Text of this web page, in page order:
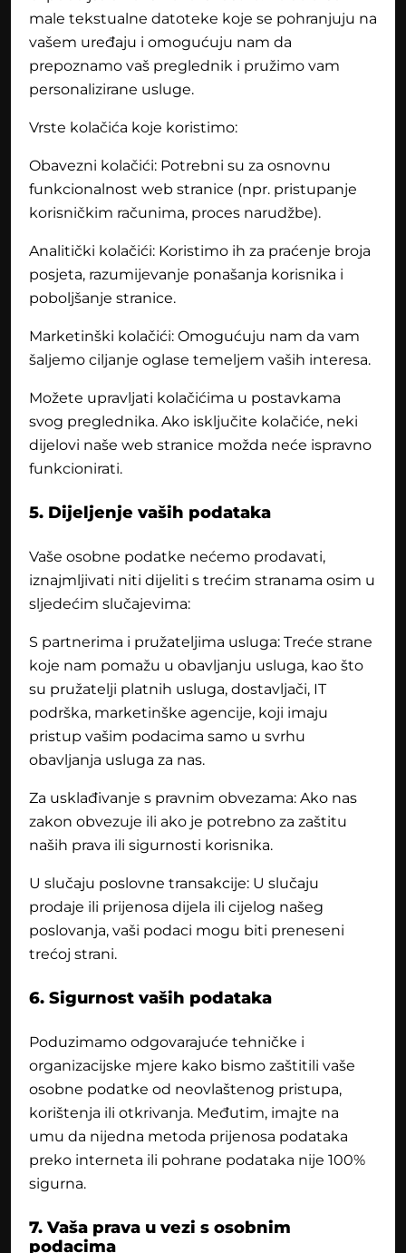
male tekstualne datoteke koje se pohranjuju na
vašem uređaju i omogućuju nam da
prepoznamo vaš preglednik i pružimo vam
personalizirane usluge.
Vrste kolačića koje koristimo:
Obavezni kolačići: Potrebni su za osnovnu
funkcionalnost web stranice (npr. pristupanje
korisničkim računima, proces narudžbe).
Analitički kolačići: Koristimo ih za praćenje broja
posjeta, razumijevanje ponašanja korisnika i
poboljšanje stranice.
Marketinški kolačići: Omogućuju nam da vam
šaljemo ciljanje oglase temeljem vaših interesa.
Možete upravljati kolačićima u postavkama
svog preglednika. Ako isključite kolačiće, neki
dijelovi naše web stranice možda neće ispravno
funkcionirati.
5. Dijeljenje vaših podataka
Vaše osobne podatke nećemo prodavati,
iznajmljivati niti dijeliti s trećim stranama osim u
sljedećim slučajevima:
S partnerima i pružateljima usluga: Treće strane
koje nam pomažu u obavljanju usluga, kao što
su pružatelji platnih usluga, dostavljači, IT
podrška, marketinške agencije, koji imaju
pristup vašim podacima samo u svrhu
obavljanja usluga za nas.
Za usklađivanje s pravnim obvezama: Ako nas
zakon obvezuje ili ako je potrebno za zaštitu
naših prava ili sigurnosti korisnika.
U slučaju poslovne transakcije: U slučaju
prodaje ili prijenosa dijela ili cijelog našeg
poslovanja, vaši podaci mogu biti preneseni
trećoj strani.
6. Sigurnost vaših podataka
Poduzimamo odgovarajuće tehničke i
organizacijske mjere kako bismo zaštitili vaše
osobne podatke od neovlaštenog pristupa,
korištenja ili otkrivanja. Međutim, imajte na
umu da nijedna metoda prijenosa podataka
preko interneta ili pohrane podataka nije 100%
sigurna.
7. Vaša prava u vezi s osobnim
podacima